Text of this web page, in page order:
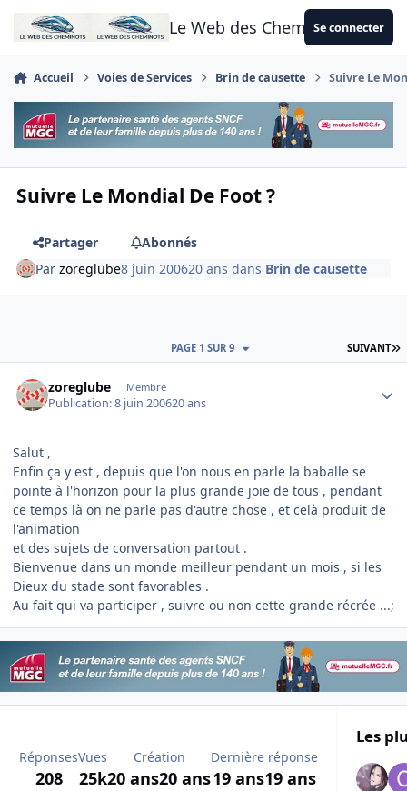
Aller au contenu
Le Web des CheminotsSe connecter
Accueil Voies de Services Brin de causette Suivre Le
Suivre Le Mondial De Foot ?
Partager
Abonnés
Parzoreglube8 juin 200620 ans dans Brin de causette
SUIVANT
PAGE 1 SUR 9
zoreglube Membre
Publication:8 juin 200620 ans
Salut ,
Enfin ça y est , depuis que l'on nous en parle la baballe se
pointe à l'horizon pour la plus grande joie de tous , pendant
ce temps là on ne parle pas d'autre chose , et celà produit de
l'animation
et des sujets de conversation partout .
Bienvenue dans un monde meilleur pendant un mois , si les
Dieux du stade sont favorables .
Au fait qui va participer , suivre ou non cette grande récrée ...;
Réponses
208
Vues
25k
Création
20 ans20 ans
Dernière réponse
19 ans19 ans
Les